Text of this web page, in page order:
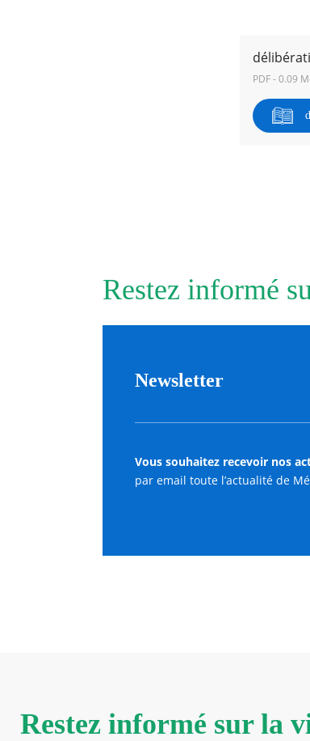
PDF - 0.09
Restez informé
Newsletter
Vous souhaitez recevoir nos
par email toute l’actualité de
Restez informé sur la